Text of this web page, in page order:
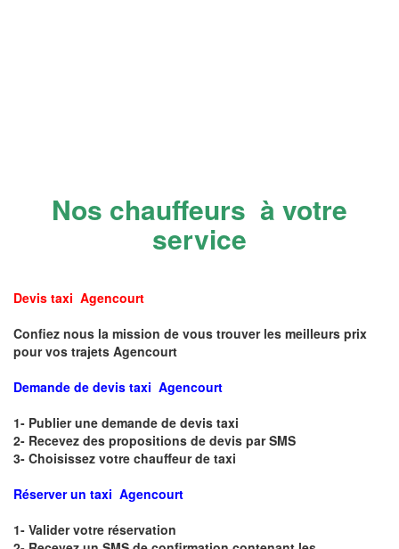
Nos chauffeurs à votre
service
Devis taxi Agencourt
Confiez nous la mission de vous trouver les meilleurs prix
pour vos trajets Agencourt
Demande de devis taxi Agencourt
1- Publier une demande de devis taxi
2- Recevez des propositions de devis par SMS
3- Choisissez votre chauffeur de taxi
Réserver un taxi Agencourt
1- Valider votre réservation